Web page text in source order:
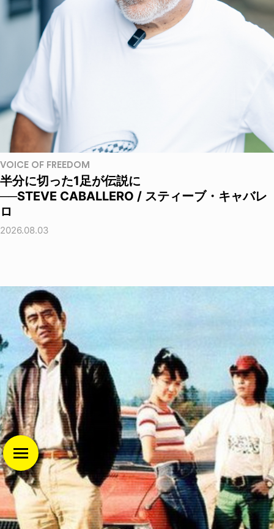
VOICE OF FREEDOM
半分に切った1足が伝説に
──STEVE CABALLERO / スティーブ・キャバレ
ロ
2026.08.03